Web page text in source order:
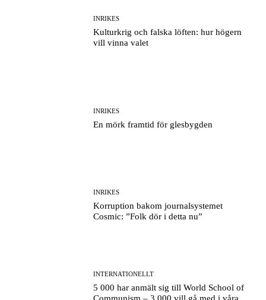
INRIKES
Kulturkrig och falska löften: hur högern
vill vinna valet
INRIKES
En mörk framtid för glesbygden
INRIKES
Korruption bakom journalsystemet
Cosmic: ”Folk dör i detta nu”
INTERNATIONELLT
5 000 har anmält sig till World School of
Communism – 3 000 vill gå med i våra